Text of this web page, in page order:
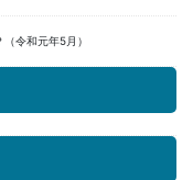
令和元年5月）